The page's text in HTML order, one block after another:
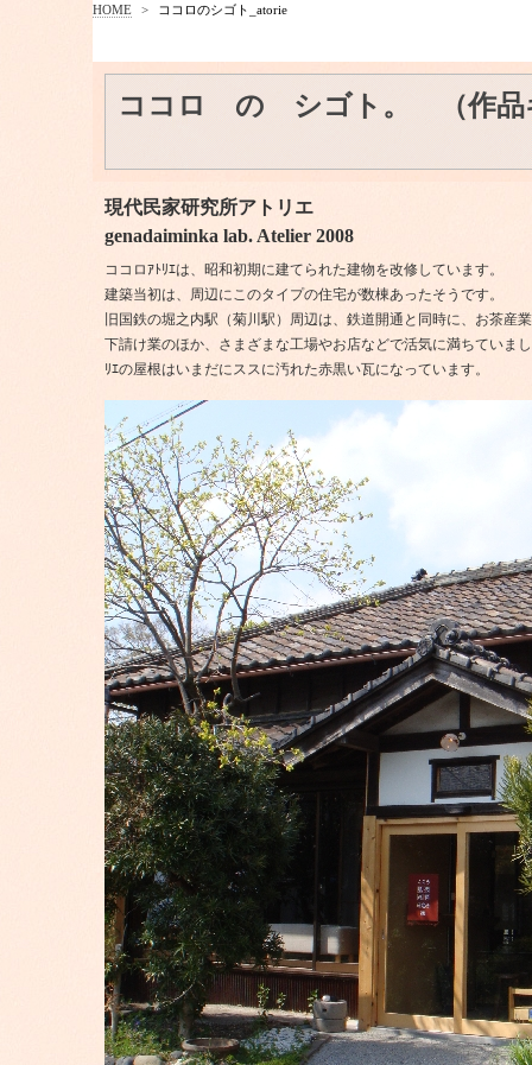
HOME > ココロのシゴト_atorie
ココロ の シゴト。 （作品
現代民家研究所アトリエ
genadaiminka lab. Atelier 2008
ココロｱﾄﾘｴは、昭和初期に建てられた建物を改修しています。
建築当初は、周辺にこのタイプの住宅が数棟あったそうです。
旧国鉄の堀之内駅（菊川駅）周辺は、鉄道開通と同時に、お茶産
下請け業のほか、さまざまな工場やお店などで活気に満ちていま
ﾘｴの屋根はいまだにススに汚れた赤黒い瓦になっています。